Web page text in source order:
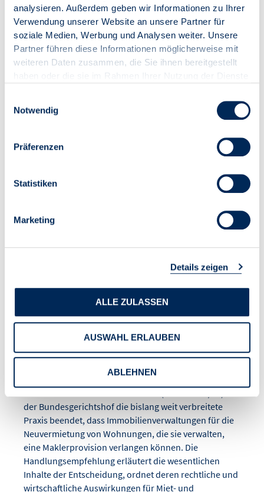
analysieren. Außerdem geben wir Informationen zu Ihrer
Verwendung unserer Website an unsere Partner für
soziale Medien, Werbung und Analysen weiter. Unsere
Partner führen diese Informationen möglicherweise mit
weiteren Daten zusammen, die Sie ihnen bereitgestellt
Notwendig
Präferenzen
Statistiken
Marketing
Details zeigen
ALLE ZULASSEN
AUSWAHL ERLAUBEN
ABLEHNEN
IN DEN WARENKORB
VDIV-
BGH zur Neuvermietung
verwalteter Wohnungen:
Grenzen der
Maklerprovision für
Hausverwaltungen
der Bundesgerichtshof die bislang weit verbreitete
Praxis beendet, dass Immobilienverwaltungen für die
Neuvermietung von Wohnungen, die sie verwalten,
eine Maklerprovision verlangen können. Die
Handlungsempfehlung erläutert die wesentlichen
Inhalte der Entscheidung, ordnet deren rechtliche und
wirtschaftliche Auswirkungen für Miet- und